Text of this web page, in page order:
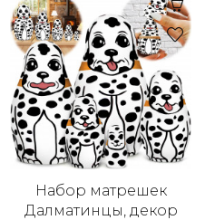
Набор матрешек
Далматинцы, декор